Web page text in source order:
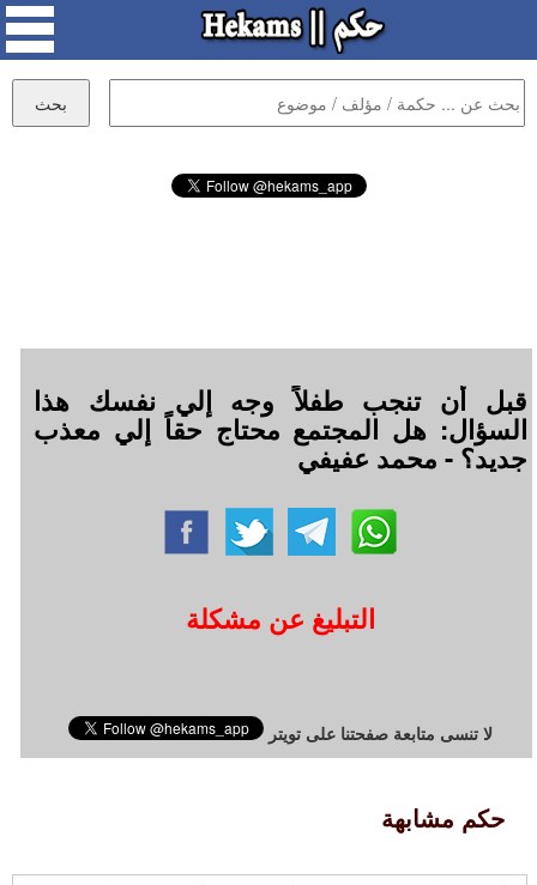
قبل أن تنجب طفلاً وجه إلي نفسك هذا
السؤال: هل المجتمع محتاج حقاً إلي معذب
جديد؟ - محمد عفيفي
التبليغ عن مشكلة
لا تنسى متابعة صفحتنا على تويتر
حكم مشابهة